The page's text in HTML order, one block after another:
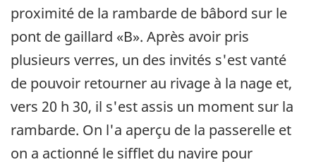
proximité de la rambarde de bâbord sur le
pont de gaillard «B». Après avoir pris
plusieurs verres, un des invités s'est vanté
de pouvoir retourner au rivage à la nage et,
vers 20 h 30, il s'est assis un moment sur la
rambarde. On l'a aperçu de la passerelle et
on a actionné le sifflet du navire pour